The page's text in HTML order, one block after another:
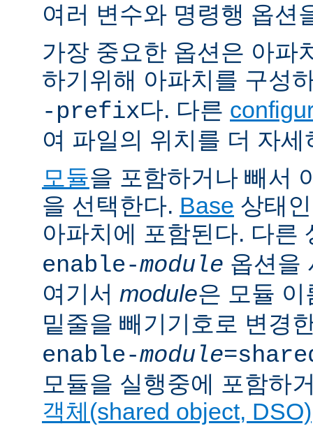
여러 변수와 명령행 옵션
가장 중요한 옵션은 아파
하기위해 아파치를 구성
-prefix다. 다른
여 파일의 위치를 더 자
모듈을 포함하거나 빼서
을 선택한다. Base 상태
아파치에 포함된다. 다른
enable-module 옵션을
여기서 module은 모듈
밑줄을 빼기기호로 변경
enable-module
모듈을 실행중에 포함하
객체(shared object, DSO)